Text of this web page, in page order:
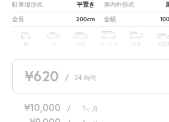
駐車場形式 平置き 屋内外形式
全長 200cm 全幅
軽 中型 ボックス SUV 大型車
¥620 / 24 時間
¥10,000 / 1 ヶ月